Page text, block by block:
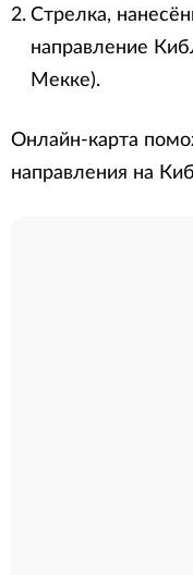
Стрелка,
направление
Мекке).
Онлайн-карта
направления на